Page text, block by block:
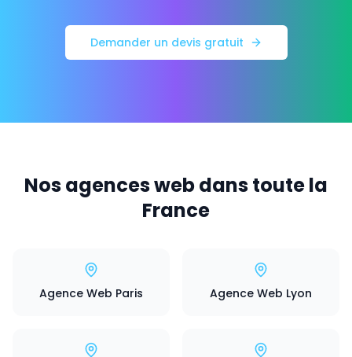
Demander un devis gratuit
Nos agences web dans toute la
France
Agence Web Paris Agence Web Lyon